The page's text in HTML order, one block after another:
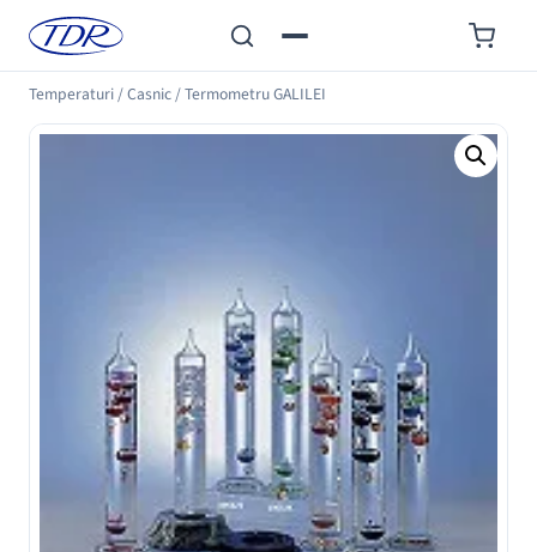
Temperaturi/Casnic/Termometru GALILEI